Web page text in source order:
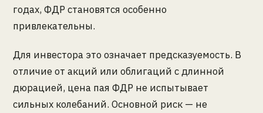
годах, ФДР становятся особенно
привлекательны.
Для инвестора это означает предсказуемость. В
отличие от акций или облигаций с длинной
дюрацией, цена пая ФДР не испытывает
сильных колебаний. Основной риск — не